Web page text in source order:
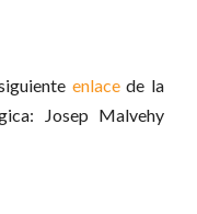
enlacede la
Josep Malvehy